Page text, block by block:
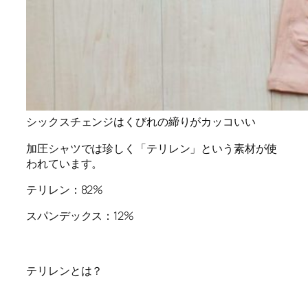
シックスチェンジはくびれの締りがカッコいい
加圧シャツでは珍しく「テリレン」という素材が使
われています。
テリレン：82%
スパンデックス：12%
テリレンとは？